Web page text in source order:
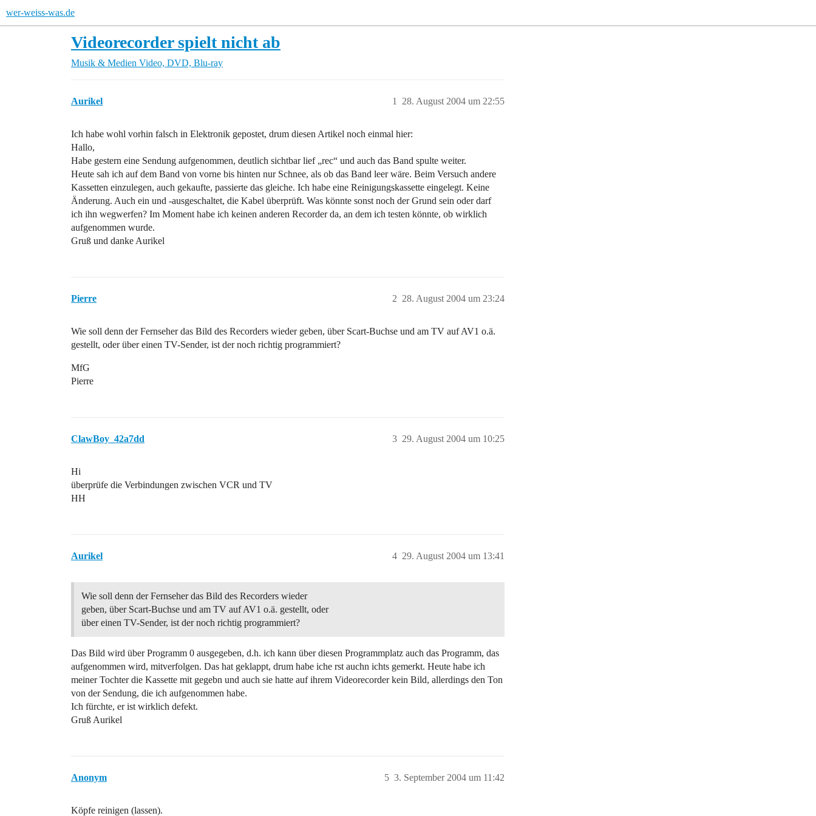
wer-weiss-was.de
Videorecorder spielt nicht ab
Musik & Medien Video, DVD, Blu-ray
Aurikel 28. August 2004 um 22:55
1
Ich habe wohl vorhin falsch in Elektronik gepostet, drum diesen Artikel noch einmal hier:
Hallo,
Habe gestern eine Sendung aufgenommen, deutlich sichtbar lief „rec“ und auch das Band spulte weiter.
Heute sah ich auf dem Band von vorne bis hinten nur Schnee, als ob das Band leer wäre. Beim Versuch andere
Kassetten einzulegen, auch gekaufte, passierte das gleiche. Ich habe eine Reinigungskassette eingelegt. Keine
Änderung. Auch ein und -ausgeschaltet, die Kabel überprüft. Was könnte sonst noch der Grund sein oder darf
ich ihn wegwerfen? Im Moment habe ich keinen anderen Recorder da, an dem ich testen könnte, ob wirklich
aufgenommen wurde.
Gruß und danke Aurikel
Pierre 28. August 2004 um 23:24
2
Wie soll denn der Fernseher das Bild des Recorders wieder geben, über Scart-Buchse und am TV auf AV1 o.ä.
gestellt, oder über einen TV-Sender, ist der noch richtig programmiert?
MfG
Pierre
ClawBoy_42a7dd 29. August 2004 um 10:25
3
Hi
überprüfe die Verbindungen zwischen VCR und TV
HH
Aurikel 29. August 2004 um 13:41
4
Wie soll denn der Fernseher das Bild des Recorders wieder
geben, über Scart-Buchse und am TV auf AV1 o.ä. gestellt, oder
über einen TV-Sender, ist der noch richtig programmiert?
Das Bild wird über Programm 0 ausgegeben, d.h. ich kann über diesen Programmplatz auch das Programm, das
aufgenommen wird, mitverfolgen. Das hat geklappt, drum habe iche rst auchn ichts gemerkt. Heute habe ich
meiner Tochter die Kassette mit gegebn und auch sie hatte auf ihrem Videorecorder kein Bild, allerdings den Ton
von der Sendung, die ich aufgenommen habe.
Ich fürchte, er ist wirklich defekt.
Gruß Aurikel
Anonym 3. September 2004 um 11:42
5
Köpfe reinigen (lassen).